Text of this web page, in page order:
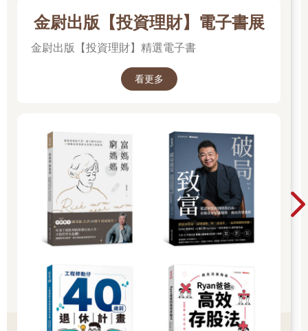
金尉出版【投資理財】電子書展
金尉出版【投資理財】精選電子書
看更多